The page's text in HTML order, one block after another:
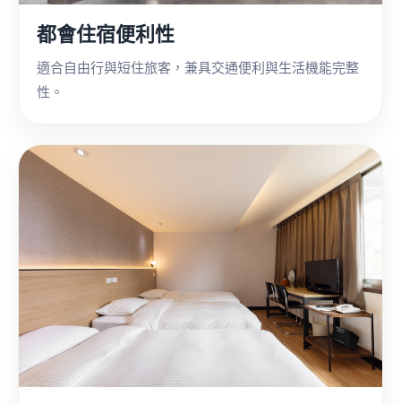
都會住宿便利性
適合自由行與短住旅客，兼具交通便利與生活機能完整
性。